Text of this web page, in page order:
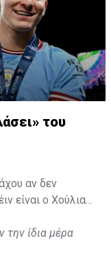
του
αν δεν
είναι ο Χούλιαν
την ίδια μέρα